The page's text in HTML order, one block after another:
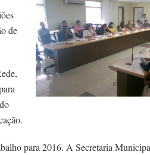
de
para 2016. A Secretaria